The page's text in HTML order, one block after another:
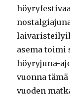
asema toimi
höyryjuna-
vuonna
vuoden